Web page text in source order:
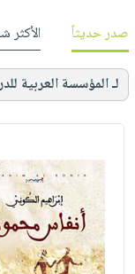
صدر حديثاً الأكثر
لـ المؤسسة العربية